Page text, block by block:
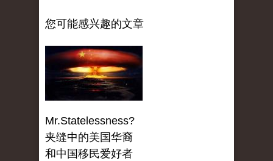
您可能感兴趣的文章
Mr.Statelessness?
夹缝中的美国华裔
和中国移民爱好者